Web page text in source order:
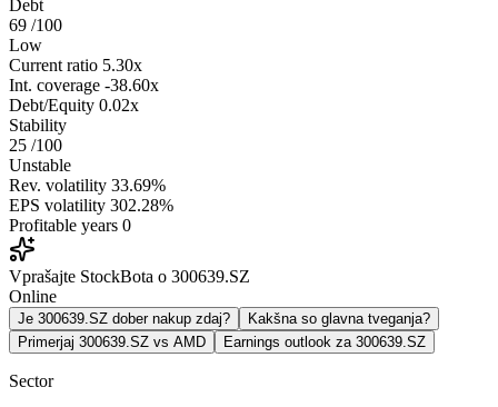
Debt
69 /100
Low
Current ratio 5.30x
Int. coverage -38.60x
Debt/Equity 0.02x
Stability
25 /100
Unstable
Rev. volatility 33.69%
EPS volatility 302.28%
Profitable years 0
Vprašajte StockBota o 300639.SZ
Online
Je 300639.SZ dober nakup zdaj?
Kakšna so glavna tveganja?
Primerjaj 300639.SZ vs AMD
Earnings outlook za 300639.SZ
Sector